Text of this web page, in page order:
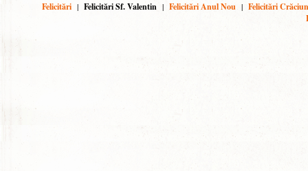
Felicitări | Felicitări Sf. Valentin | Felicitări Anul Nou | Felicitări